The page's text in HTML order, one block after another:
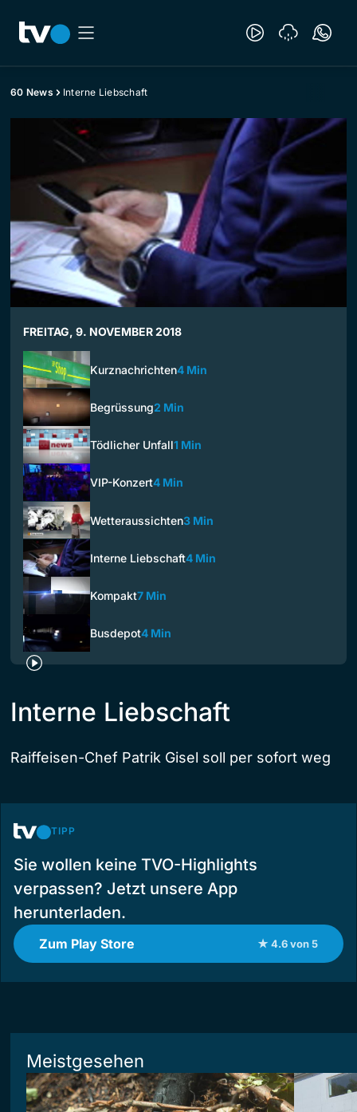
60 News Interne Liebschaft
FREITAG, 9. NOVEMBER 2018
Kurznachrichten4 Min
Begrüssung2 Min
Tödlicher Unfall1 Min
VIP-Konzert4 Min
Wetteraussichten3 Min
Interne Liebschaft4 Min
Kompakt7 Min
Busdepot4 Min
Interne Liebschaft
Raiffeisen-Chef Patrik Gisel soll per sofort weg
TIPP
Sie wollen keine TVO-Highlights
verpassen? Jetzt unsere App
herunterladen.
Zum Play Store ★ 4.6 von 5
Meistgesehen